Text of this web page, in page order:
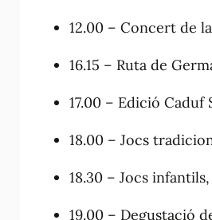
12.00 – Concert de
16.15 – Ruta de
17.00 – Edició Caduf
18.00 – Jocs
18.30 – Jocs
19.00 – Degustació